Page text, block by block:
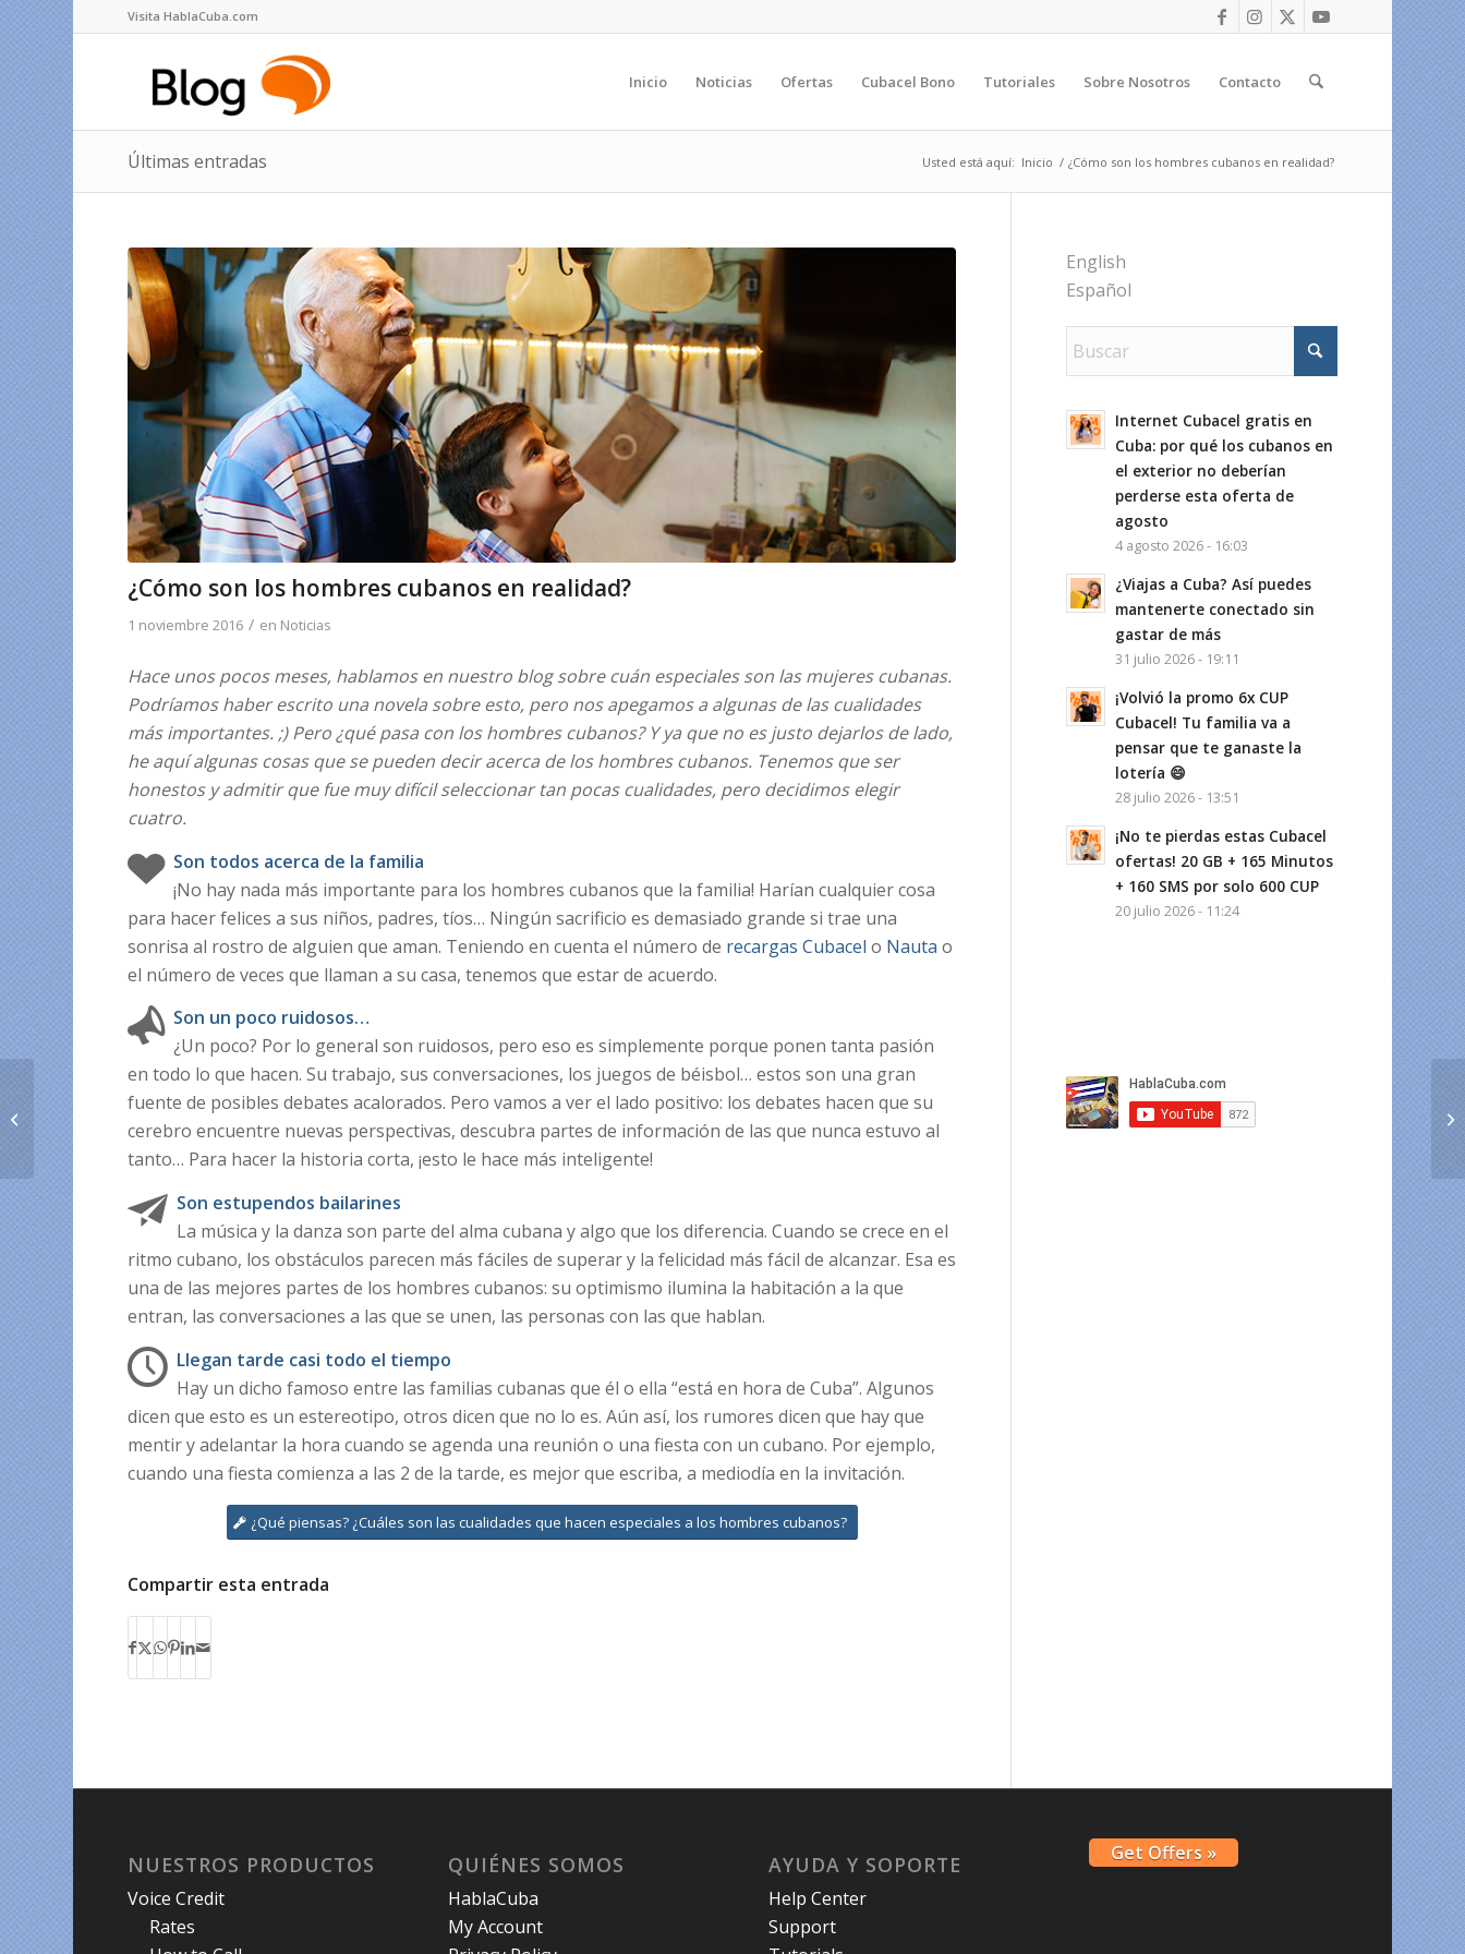
Visita HablaCuba.com
Inicio Noticias Ofertas Cubacel Bono Tutoriales Sobre Nosotros Contacto
Últimas entradas Usted está aquí: Inicio / ¿Cómo son los hombres cubanos en realidad?
¿Cómo son los hombres cubanos en realidad?
1 noviembre 2016 / en Noticias
Hace unos pocos meses, hablamos en nuestro blog sobre cuán especiales son las mujeres cubanas.
Podríamos haber escrito una novela sobre esto, pero nos apegamos a algunas de las cualidades
más importantes. ;) Pero ¿qué pasa con los hombres cubanos? Y ya que no es justo dejarlos de lado,
he aquí algunas cosas que se pueden decir acerca de los hombres cubanos. Tenemos que ser
honestos y admitir que fue muy difícil seleccionar tan pocas cualidades, pero decidimos elegir
cuatro.
Son todos acerca de la familia
¡No hay nada más importante para los hombres cubanos que la familia! Harían cualquier cosa
para hacer felices a sus niños, padres, tíos… Ningún sacrificio es demasiado grande si trae una
sonrisa al rostro de alguien que aman. Teniendo en cuenta el número de recargas Cubacel o Nauta o
el número de veces que llaman a su casa, tenemos que estar de acuerdo.
Son un poco ruidosos…
¿Un poco? Por lo general son ruidosos, pero eso es simplemente porque ponen tanta pasión
en todo lo que hacen. Su trabajo, sus conversaciones, los juegos de béisbol… estos son una gran
fuente de posibles debates acalorados. Pero vamos a ver el lado positivo: los debates hacen que su
cerebro encuentre nuevas perspectivas, descubra partes de información de las que nunca estuvo al
tanto… Para hacer la historia corta, ¡esto le hace más inteligente!
Son estupendos bailarines
La música y la danza son parte del alma cubana y algo que los diferencia. Cuando se crece en el
ritmo cubano, los obstáculos parecen más fáciles de superar y la felicidad más fácil de alcanzar. Esa es
una de las mejores partes de los hombres cubanos: su optimismo ilumina la habitación a la que
entran, las conversaciones a las que se unen, las personas con las que hablan.
Llegan tarde casi todo el tiempo
Hay un dicho famoso entre las familias cubanas que él o ella “está en hora de Cuba”. Algunos
dicen que esto es un estereotipo, otros dicen que no lo es. Aún así, los rumores dicen que hay que
mentir y adelantar la hora cuando se agenda una reunión o una fiesta con un cubano. Por ejemplo,
cuando una fiesta comienza a las 2 de la tarde, es mejor que escriba, a mediodía en la invitación.
¿Qué piensas? ¿Cuáles son las cualidades que hacen especiales a los hombres cubanos?
Compartir esta entrada
English
Español
Internet Cubacel gratis en
Cuba: por qué los cubanos en
el exterior no deberían
perderse esta oferta de
agosto
4 agosto 2026 - 16:03
¿Viajas a Cuba? Así puedes
mantenerte conectado sin
gastar de más
31 julio 2026 - 19:11
¡Volvió la promo 6x CUP
Cubacel! Tu familia va a
pensar que te ganaste la
lotería 😄
28 julio 2026 - 13:51
¡No te pierdas estas Cubacel
ofertas! 20 GB + 165 Minutos
+ 160 SMS por solo 600 CUP
20 julio 2026 - 11:24
NUESTROS PRODUCTOS
Voice Credit
Rates
QUIÉNES SOMOS
HablaCuba
My Account
AYUDA Y SOPORTE
Help Center
Support
Get Offers »
¿Qué es mejor que
doble? ¡Casi triple
bono para recargas de
Cubacel!